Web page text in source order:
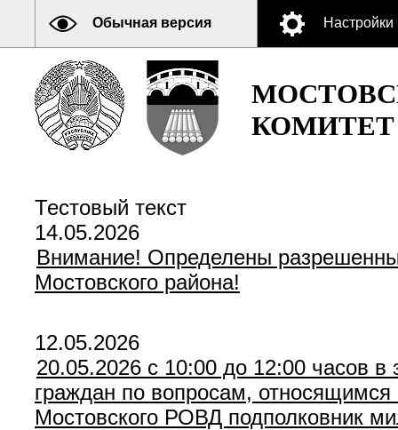
Обычная версия Настройки
КОМИТЕТ
Тестовый текст
14.05.2026
Внимание! Определены
Мостовского района!
12.05.2026
20.05.2026 с 10:00 до 12:00 часов в
граждан по вопросам, относящимся
Мостовского РОВД подполковник